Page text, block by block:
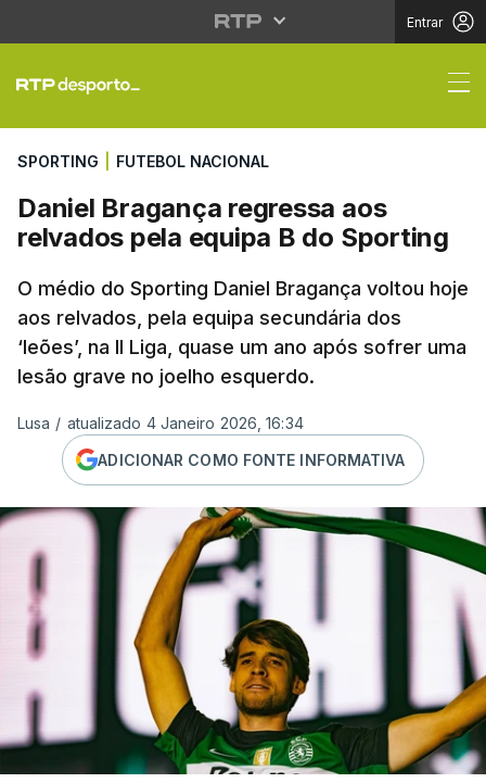
Entrar
Daniel Bragança
SPORTING FUTEBOL NACIONAL
Daniel Bragança regressa aos
relvados pela equipa B do Sporting
O médio do Sporting Daniel Bragança voltou hoje
aos relvados, pela equipa secundária dos
‘leões’, na II Liga, quase um ano após sofrer uma
lesão grave no joelho esquerdo.
Lusa / atualizado 4 Janeiro 2026, 16:34
ADICIONAR COMO FONTE INFORMATIVA